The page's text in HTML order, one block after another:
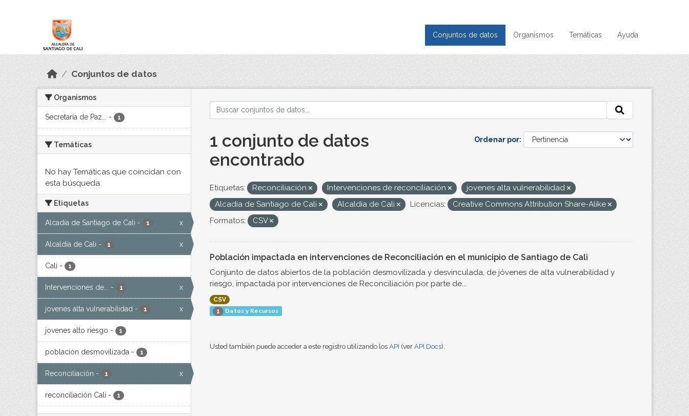
Conjuntos de datos Organismos Temáticas Ayuda
Conjuntos de datos
Organismos
Secretaría de Paz... - 1
Temáticas
No hay Temáticas que coincidan con
esta búsqueda
Etiquetas
Alcadía de Santiago de Cali - 1 x
Alcaldía de Cali - 1 x
Cali - 1
Intervenciones de... - 1 x
jovenes alta vulnerabilidad - 1 x
jovenes alto riesgo - 1
población desmovilizada - 1
Reconciliación - 1 x
reconciliación Cali - 1
Ordenar por
1 conjunto de datos
encontrado
Etiquetas: Reconciliación Intervenciones de reconciliación
jovenes alta vulnerabilidad
Alcadía de Santiago de Cali
Alcaldía de Cali Licencias:
Creative Commons Attribution Share-Alike
Formatos:
CSV
Población impactada en intervenciones de Reconciliación en el municipio de Santiago de Cali
Conjunto de datos abiertos de la población desmovilizada y desvinculada, de jóvenes de alta vulnerabilidad y
riesgo, impactada por intervenciones de Reconciliación por parte de...
CSV
1
Datos y Recursos
Usted también puede acceder a este registro utilizando los API (ver API Docs).